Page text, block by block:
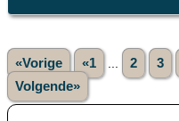
«Vorige «1 2 3
Volgende»